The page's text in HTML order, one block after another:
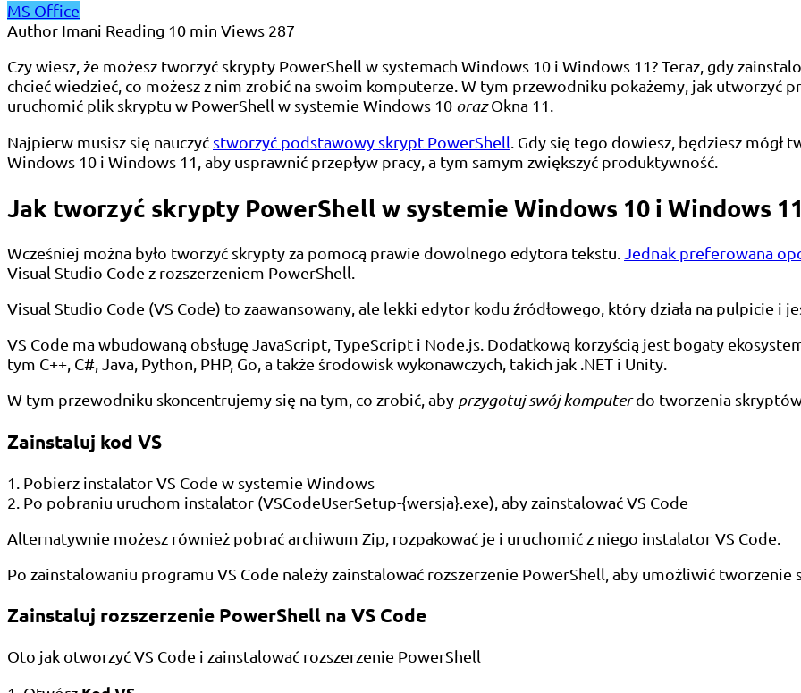
MS Office
Author Imani Reading 10 min Views 287
Czy wiesz, że możesz tworzyć skrypty PowerShell w systemach Windows 10 i Windows 11? Teraz, gdy
chcieć wiedzieć, co możesz z nim zrobić na swoim komputerze. W tym przewodniku pokażemy, jak utworzyć
uruchomić plik skryptu w PowerShell w systemie Windows 10 orazOkna 11.
Najpierw musisz się nauczyć stworzyć podstawowy skrypt PowerShell. Gdy się tego dowiesz, będziesz mógł
Windows 10 i Windows 11, aby usprawnić przepływ pracy, a tym samym zwiększyć produktywność.
Jak tworzyć skrypty PowerShell w systemie Windows 10 i Windows
Wcześniej można było tworzyć skrypty za pomocą prawie dowolnego edytora tekstu.
Jednak preferowana
Visual Studio Code z rozszerzeniem PowerShell.
Visual Studio Code (VS Code) to zaawansowany, ale lekki edytor kodu źródłowego, który działa na pulpicie i
VS Code ma wbudowaną obsługę JavaScript, TypeScript i Node.js. Dodatkową korzyścią jest bogaty
tym C++, C#, Java, Python, PHP, Go, a także środowisk wykonawczych, takich jak .NET i Unity.
W tym przewodniku skoncentrujemy się na tym, co zrobić, aby przygotuj swój komputerdo tworzenia
Zainstaluj kod VS
1. Pobierz instalator VS Code w systemie Windows
2. Po pobraniu uruchom instalator (VSCodeUserSetup-{wersja}.exe), aby zainstalować VS Code
Alternatywnie możesz również pobrać archiwum Zip, rozpakować je i uruchomić z niego instalator VS Code.
Po zainstalowaniu programu VS Code należy zainstalować rozszerzenie PowerShell, aby umożliwić
Zainstaluj rozszerzenie PowerShell na VS Code
Oto jak otworzyć VS Code i zainstalować rozszerzenie PowerShell